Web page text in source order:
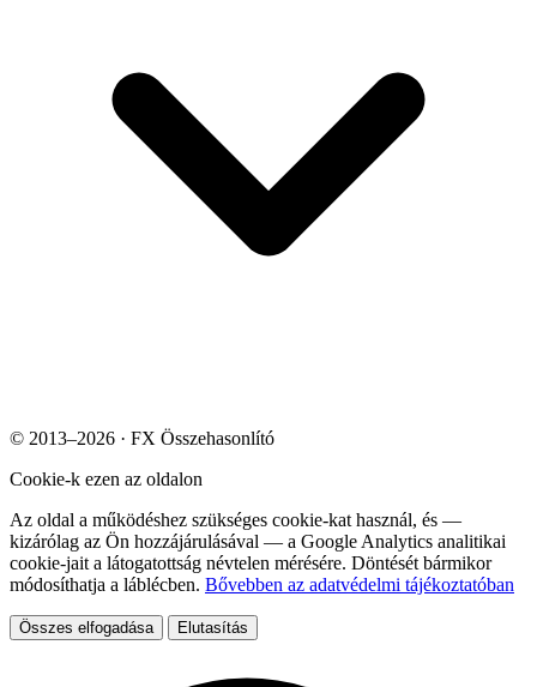
© 2013–2026 · FX Összehasonlító
Cookie-k ezen az oldalon
Az oldal a működéshez szükséges cookie-kat használ, és —
kizárólag az Ön hozzájárulásával — a Google Analytics analitikai
cookie-jait a látogatottság névtelen mérésére. Döntését bármikor
módosíthatja a láblécben. Bővebben az adatvédelmi tájékoztatóban
Összes elfogadása Elutasítás